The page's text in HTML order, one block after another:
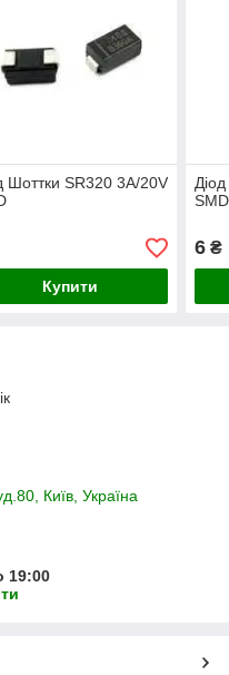
Шоттки SR320 3A/20V
Купити
SMD
6 ₴
Київ, Україна
19:00